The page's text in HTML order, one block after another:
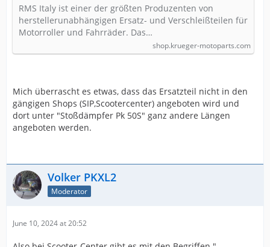
RMS Italy ist einer der größten Produzenten von
herstellerunabhängigen Ersatz- und Verschleißteilen für
Motorroller und Fahrräder. Das…
shop.krueger-motoparts.com
Mich überrascht es etwas, dass das Ersatzteil nicht in den
gängigen Shops (SIP,Scootercenter) angeboten wird und
dort unter "Stoßdämpfer Pk 50S" ganz andere Längen
angeboten werden.
Volker PKXL2
Moderator
June 10, 2024 at 20:52